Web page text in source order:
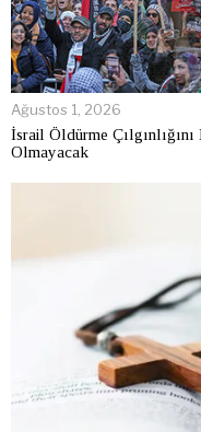
Ağustos 1, 2026
İsrail Öldürme
Olmayacak